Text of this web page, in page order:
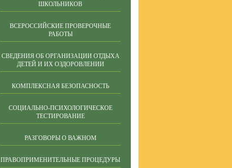
ШКОЛЬНИКОВ
ВСЕРОССИЙСКИЕ ПРОВЕРОЧНЫЕ
РАБОТЫ
СВЕДЕНИЯ ОБ ОРГАНИЗАЦИИ ОТДЫХА
ДЕТЕЙ И ИХ ОЗДОРОВЛЕНИИ
КОМПЛЕКСНАЯ БЕЗОПАСНОСТЬ
СОЦИАЛЬНО-ПСИХОЛОГИЧЕСКОЕ
ТЕСТИРОВАНИЕ
РАЗГОВОРЫ О ВАЖНОМ
ПРАВОПРИМЕНИТЕЛЬНЫЕ ПРОЦЕДУРЫ